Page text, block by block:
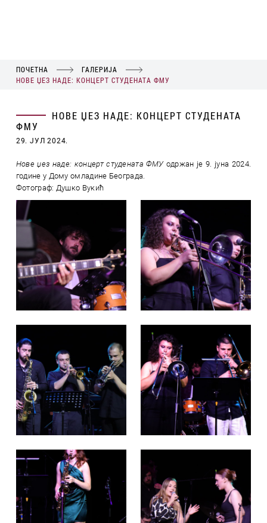
ПОЧЕТНА
ГАЛЕРИЈА
НОВЕ ЏЕЗ НАДЕ: КОНЦЕРТ СТУДЕНАТА ФМУ
НОВЕ ЏЕЗ НАДЕ: КОНЦЕРТ СТУДЕНАТА
ФМУ
29. ЈУЛ 2024.
Нове џез наде: концерт студената ФМУодржан је 9. јуна 2024.
године у Дому омладине Београда.
Фотограф: Душко Вукић